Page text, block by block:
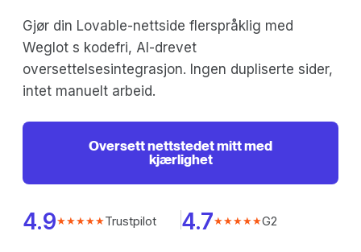
Gjør din Lovable-nettside flerspråklig med
Weglot s kodefri, AI-drevet
oversettelsesintegrasjon. Ingen dupliserte sider,
intet manuelt arbeid.
Oversett nettstedet mitt med
kjærlighet
4.9★★★★★Trustpilot 4.7★★★★★G2